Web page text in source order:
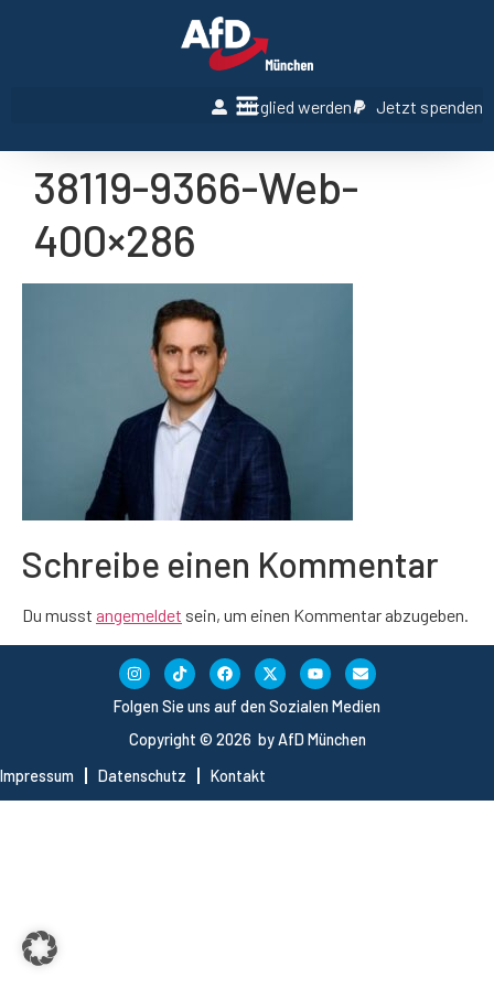
Mitglied werden Jetzt spenden
38119-9366-Web-
400×286
Schreibe einen Kommentar
Du musst angemeldet sein, um einen Kommentar abzugeben.
Copyright © 2026 by AfD München
Impressum
Datenschutz Kontakt
Folgen Sie uns auf den Sozialen Medien